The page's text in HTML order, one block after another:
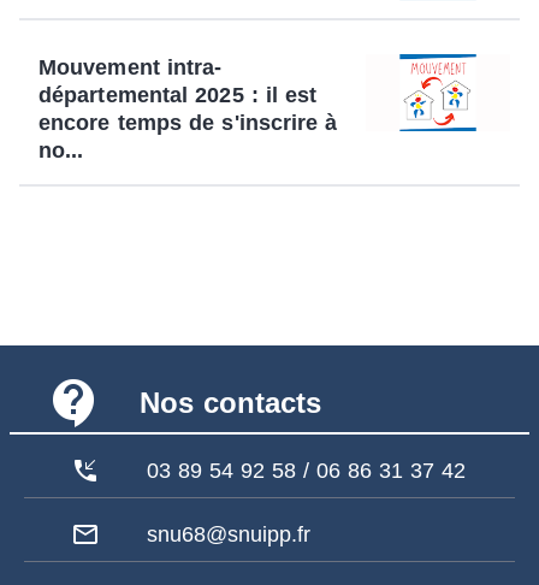
Mouvement intra-
départemental 2025 : il est
encore temps de s'inscrire à
no...
contact_support Nos contacts
phone_callback 03 89 54 92 58 / 06 86 31 37 42
mail_outline snu68@snuipp.fr